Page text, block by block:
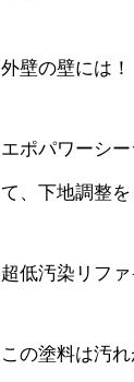
外壁の壁には！
エポパワーシ
て、下地調整
超低汚染リフ
この塗料は汚